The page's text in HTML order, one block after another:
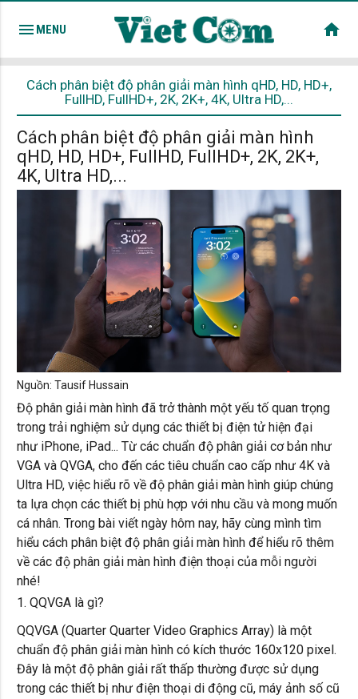
menu MENU home
Cách phân biệt độ phân giải màn hình qHD, HD, HD+,
FullHD, FullHD+, 2K, 2K+, 4K, Ultra HD,...
Cách phân biệt độ phân giải màn hình
qHD, HD, HD+, FullHD, FullHD+, 2K, 2K+,
4K, Ultra HD,...
Nguồn: Tausif Hussain
Độ phân giải màn hình đã trở thành một yếu tố quan trọng
trong trải nghiệm sử dụng các thiết bị điện tử hiện đại
như iPhone, iPad... Từ các chuẩn độ phân giải cơ bản như
VGA và QVGA, cho đến các tiêu chuẩn cao cấp như 4K và
Ultra HD, việc hiểu rõ về độ phân giải màn hình giúp chúng
ta lựa chọn các thiết bị phù hợp với nhu cầu và mong muốn
cá nhân. Trong bài viết ngày hôm nay, hãy cùng mình tìm
hiểu cách phân biệt độ phân giải màn hình để hiểu rõ thêm
về các độ phân giải màn hình điện thoại của mỗi người
nhé!
1. QQVGA là gì?
QQVGA (Quarter Quarter Video Graphics Array) là một
chuẩn độ phân giải màn hình có kích thước 160x120 pixel.
Đây là một độ phân giải rất thấp thường được sử dụng
trong các thiết bị như điện thoại di động cũ, máy ảnh số cũ